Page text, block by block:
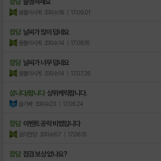
잡담 즐겜하세요
꿈돌이시계 조회수:18 | 17.09.01
잡담 날씨가 많이 덥네요
꿈돌이시계 조회수:14 | 17.08.16
잡담 날씨가 너무 덥네요
꿈돌이시계 조회수:14 | 17.07.26
삽니다/팝니다 상위케릭팝니다.
슬기빠 조회수:23 | 17.06.24
잡담 이벤트 공락 비법입니다
로리찬양 조회수:67 | 17.06.15
잡담 점검 보상 없나요?